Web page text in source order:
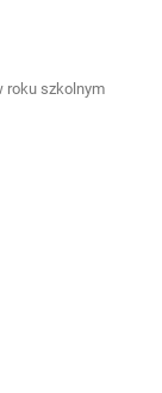
roku szkolnym